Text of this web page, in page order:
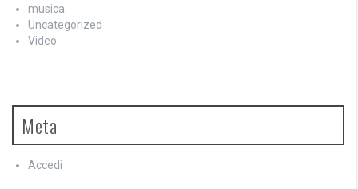
musica
Uncategorized
Video
Meta
Accedi